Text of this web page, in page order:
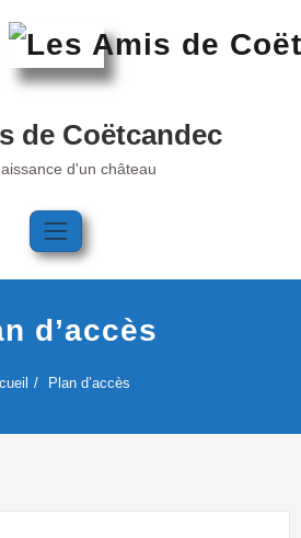
de Coëtcandec
d'un château
d’accès
Plan d’accès